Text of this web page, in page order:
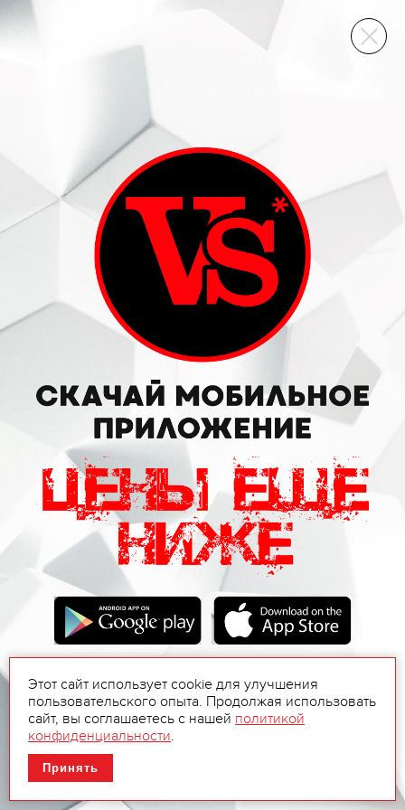
ВИННЫЙ СКЛАД
Этот сайт использует cookie для улучшения
пользовательского опыта. Продолжая использовать
сайт, вы соглашаетесь с нашей политикой
конфиденциальности.
Принять